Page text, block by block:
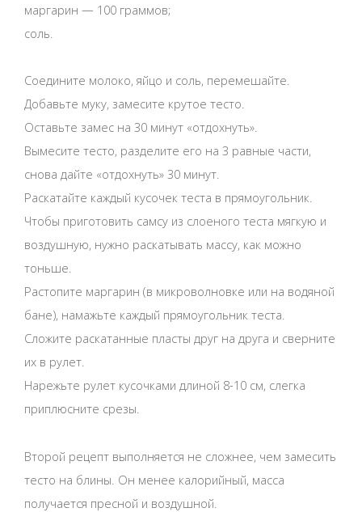
маргарин — 100 граммов;
соль.
Соедините молоко, яйцо и соль, перемешайте.
Добавьте муку, замесите крутое тесто.
Оставьте замес на 30 минут «отдохнуть».
Вымесите тесто, разделите его на 3 равные части,
снова дайте «отдохнуть» 30 минут.
Раскатайте каждый кусочек теста в прямоугольник.
Чтобы приготовить самсу из слоеного теста мягкую и
воздушную, нужно раскатывать массу, как можно
тоньше.
Растопите маргарин (в микроволновке или на водяной
бане), намажьте каждый прямоугольник теста.
Сложите раскатанные пласты друг на друга и сверните
их в рулет.
Нарежьте рулет кусочками длиной 8-10 см, слегка
приплюсните срезы.
Второй рецепт выполняется не сложнее, чем замесить
тесто на блины. Он менее калорийный, масса
получается пресной и воздушной.